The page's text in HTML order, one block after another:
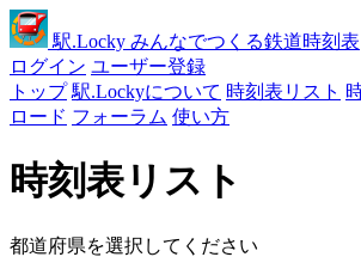
駅.Locky みんなでつくる鉄道時刻表
ログイン ユーザー登録
トップ 駅.Lockyについて 時刻表リスト
ロード フォーラム 使い方
時刻表リスト
都道府県を選択してください